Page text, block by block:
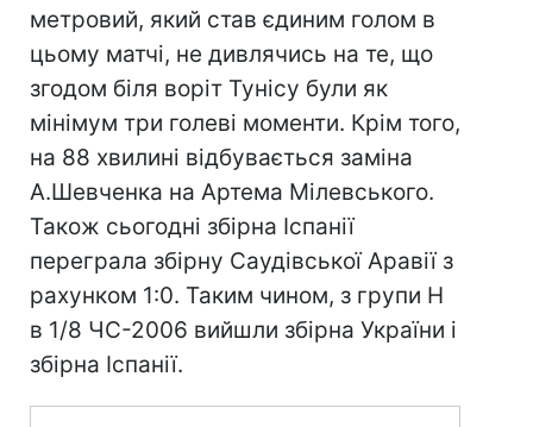
метровий, який став єдиним голом в
цьому матчі, не дивлячись на те, що
згодом біля воріт Тунісу були як
мінімум три голеві моменти. Крім того,
на 88 хвилині відбувається заміна
А.Шевченка на Артема Мілевського.
Також сьогодні збірна Іспанії
переграла збірну Саудівської Аравії з
рахунком 1:0. Таким чином, з групи H
в 1/8 ЧС-2006 вийшли збірна України і
збірна Іспанії.